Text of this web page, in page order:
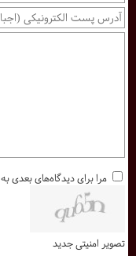
مرا برای دیدگاه‌های بعدی به
تصویر امنیتی جدید